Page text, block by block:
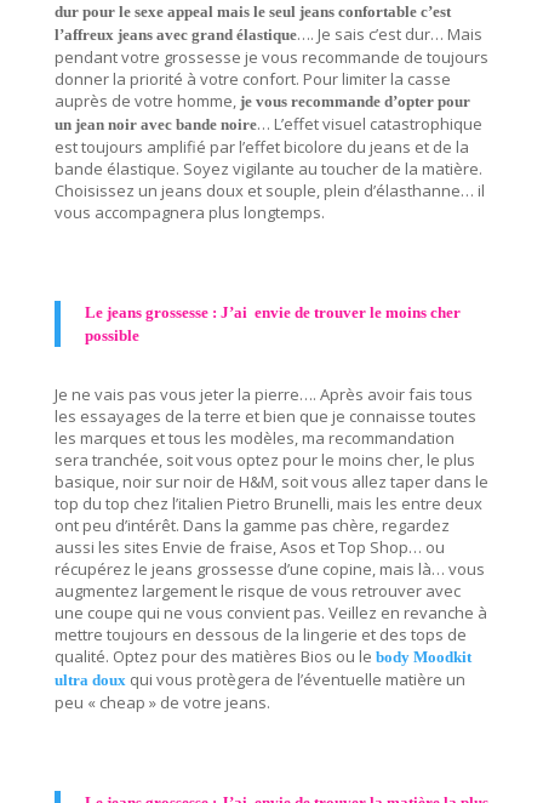
dur pour le sexe appeal mais le seul jeans confortable c’est
l’affreux jeans avec grand élastique…. Je sais c’est dur… Mais
pendant votre grossesse je vous recommande de toujours
donner la priorité à votre confort. Pour limiter la casse
auprès de votre homme, je vous recommande d’opter pour
un jean noir avec bande noire… L’effet visuel catastrophique
est toujours amplifié par l’effet bicolore du jeans et de la
bande élastique. Soyez vigilante au toucher de la matière.
Choisissez un jeans doux et souple, plein d’élasthanne… il
vous accompagnera plus longtemps.
Le jeans grossesse : J’ai envie de trouver le moins cher
possible
Je ne vais pas vous jeter la pierre…. Après avoir fais tous
les essayages de la terre et bien que je connaisse toutes
les marques et tous les modèles, ma recommandation
sera tranchée, soit vous optez pour le moins cher, le plus
basique, noir sur noir de H&M, soit vous allez taper dans le
top du top chez l’italien Pietro Brunelli, mais les entre deux
ont peu d’intérêt. Dans la gamme pas chère, regardez
aussi les sites Envie de fraise, Asos et Top Shop… ou
récupérez le jeans grossesse d’une copine, mais là… vous
augmentez largement le risque de vous retrouver avec
une coupe qui ne vous convient pas. Veillez en revanche à
mettre toujours en dessous de la lingerie et des tops de
qualité. Optez pour des matières Bios ou le body Moodkit
ultra douxqui vous protègera de l’éventuelle matière un
peu « cheap » de votre jeans.